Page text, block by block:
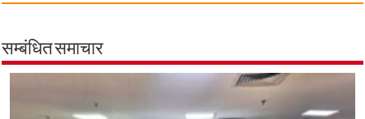
सम्बंधित समाचार